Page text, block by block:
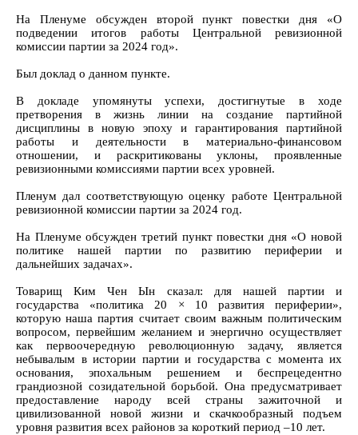
На Пленуме обсужден второй пункт повестки дня «О
подведении итогов работы Центральной ревизионной
комиссии партии за 2024 год».
Был доклад о данном пункте.
В докладе упомянуты успехи, достигнутые в ходе
претворения в жизнь линии на создание партийной
дисциплины в новую эпоху и гарантирования партийной
работы и деятельности в материально-финансовом
отношении, и раскритикованы уклоны, проявленные
ревизионными комиссиями партии всех уровней.
Пленум дал соответствующую оценку работе Центральной
ревизионной комиссии партии за 2024 год.
На Пленуме обсужден третий пункт повестки дня «О новой
политике нашей партии по развитию периферии и
дальнейших задачах».
Товарищ Ким Чен Ын сказал: для нашей партии и
государства «политика 20 × 10 развития периферии»,
которую наша партия считает своим важным политическим
вопросом, первейшим желанием и энергично осуществляет
как первоочередную революционную задачу, является
небывалым в истории партии и государства с момента их
основания, эпохальным решением и беспрецедентно
грандиозной созидательной борьбой. Она предусматривает
предоставление народу всей страны зажиточной и
цивилизованной новой жизни и скачкообразный подъем
уровня развития всех районов за короткий период –10 лет.